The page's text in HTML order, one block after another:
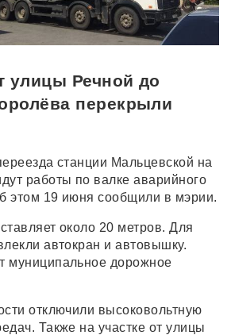
улицы Речной до
перекрыли
станции Мальцевской на
работы по валке аварийного
этом 19 июня сообщили в мэрии.
около 20 метров. Для
автокран и автовышку.
муниципальное дорожное
отключили высоковольтную
Также на участке от улицы